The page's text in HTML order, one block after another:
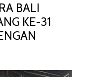
BALI
KE-31